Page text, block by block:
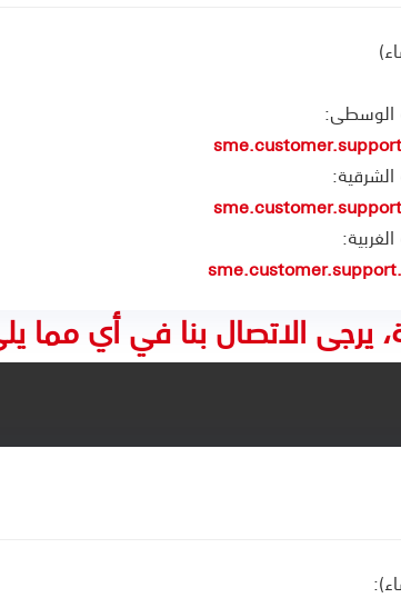
الوسطى:
الشرقية:
يرجى الاتصال بنا في أي مما